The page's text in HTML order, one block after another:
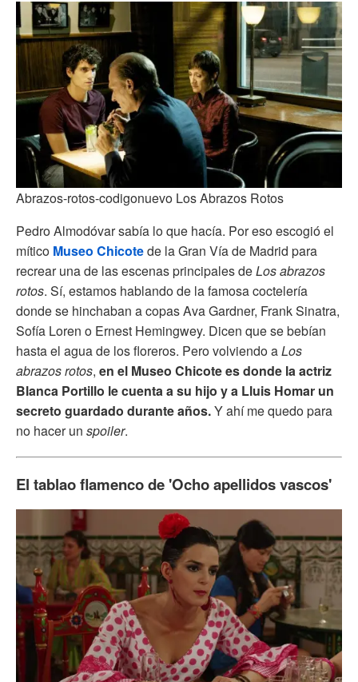
Abrazos-rotos-codigonuevo Los Abrazos Rotos
Pedro Almodóvar sabía lo que hacía. Por eso escogió el
mítico Museo Chicotede la Gran Vía de Madrid para
recrear una de las escenas principales deLos abrazos
rotos. Sí, estamos hablando de la famosa coctelería
donde se hinchaban a copas Ava Gardner, Frank Sinatra,
Sofía Loren o Ernest Hemingwey. Dicen que se bebían
hasta el agua de los floreros. Pero volviendo aLos
abrazos rotos, en el Museo Chicote es donde la actriz
Blanca Portillo le cuenta a su hijo y a Lluis Homar un
secreto guardado durante años.Y ahí me quedo para
no hacer un spoiler.
El tablao flamenco de 'Ocho apellidos vascos'